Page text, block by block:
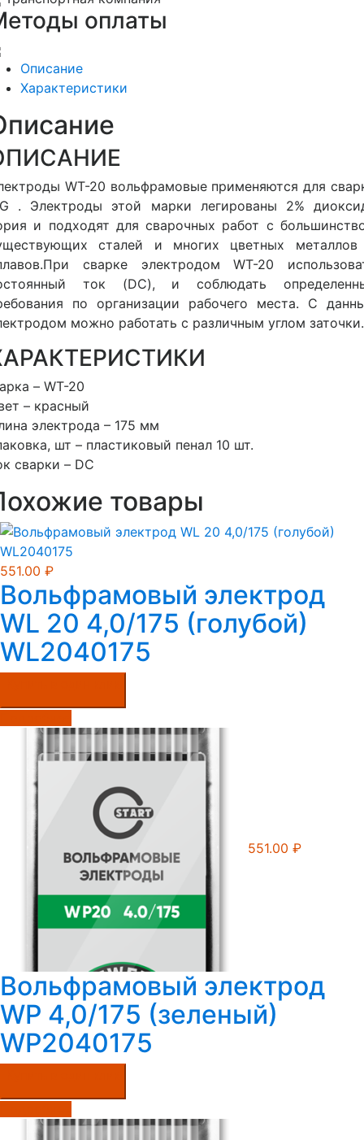
оплаты
Описание
Характеристики
WT-20 вольфрамовые применяются для
. Электроды этой марки легированы 2%
и подходят для сварочных работ с
сталей и многих цветных
сварке электродом WT-20
ток (DC), и соблюдать
по организации рабочего места. С
можно работать с различным углом заточки.
– WT-20
– красный
электрода – 175 мм
шт – плаcтиковый пенал 10 шт.
сварки – DC
товары
551.00 ₽
Вольфрамовый электрод
WL 20 4,0/175 (голубой)
WL2040175
551.00 ₽
Вольфрамовый электрод
WP 4,0/175 (зеленый)
WP2040175